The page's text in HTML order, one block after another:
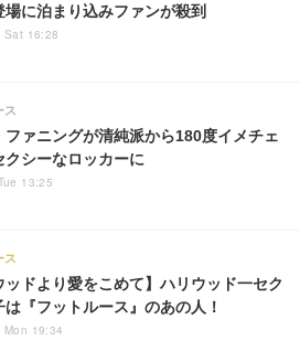
場に泊まり込みファンが殺到
Sat 16:28
ファニングが清純派から180度イメチェ
シーなロッカーに
ス
13:25
ッドより愛をこめて】ハリウッド一セク
は『フットルース』のあの人！
ス
19:34